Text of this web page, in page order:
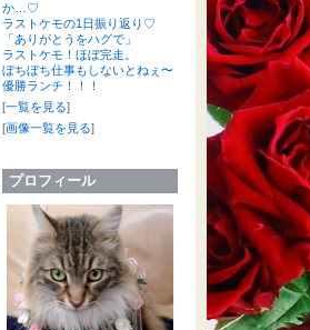
か…♡
ラストケモの1日振り返り♡
「ありがとうをハグで」
ラストケモ！ほぼ完走。
ぼちぼち仕事もしないとねぇ〜
優勝ランチ！！！
[一覧を見る]
[画像一覧を見る]
プロフィール